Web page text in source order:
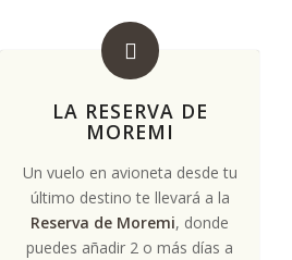
LA RESERVA DE
MOREMI
Un vuelo en avioneta desde tu
último destino te llevará a la
Reserva de Moremi, donde
puedes añadir 2 o más días a